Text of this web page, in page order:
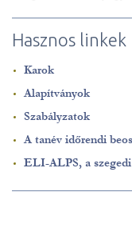
Hasznos linkek
Karok
Alapítványok
Szabályzatok
A tanév időrendi
ELI-ALPS, a